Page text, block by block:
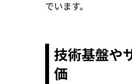
でいます。
技術基盤や
価